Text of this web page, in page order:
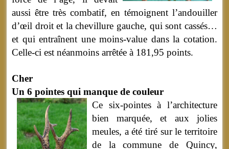
aussi être très combatif, en témoignent l’andouiller
d’œil droit et la chevillure gauche, qui sont cassés…
et qui entraînent une moins-value dans la cotation.
Celle-ci est néanmoins arrêtée à 181,95 points.
Cher
Un 6 pointes qui manque de couleur
Ce six-pointes à l’architecture
bien marquée, et aux jolies
meules, a été tiré sur le territoire
de la commune de Quincy,